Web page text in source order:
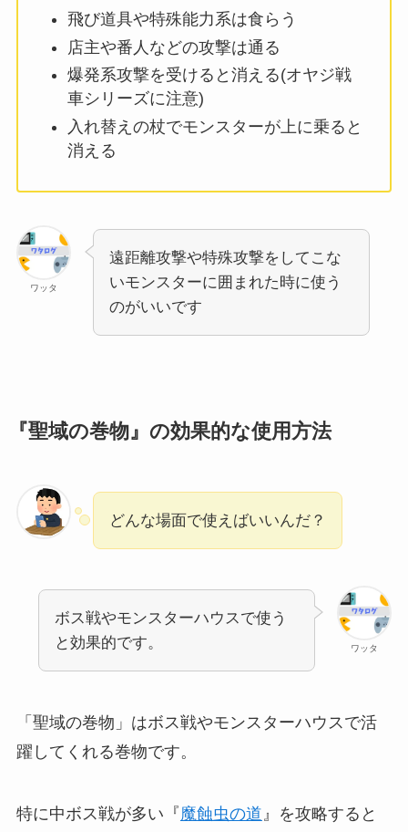
飛び道具や特殊能力系は食らう
店主や番人などの攻撃は通る
爆発系攻撃を受けると消える(オヤジ戦
車シリーズに注意)
入れ替えの杖でモンスターが上に乗ると
消える
ワッタ
遠距離攻撃や特殊攻撃をしてこな
いモンスターに囲まれた時に使う
のがいいです
『聖域の巻物』の効果的な使用方法
どんな場面で使えばいいんだ？
ワッタ
ボス戦やモンスターハウスで使う
と効果的です。
「聖域の巻物」はボス戦やモンスターハウスで活
躍してくれる巻物です。
特に中ボス戦が多い『 魔蝕虫の道 』を攻略すると